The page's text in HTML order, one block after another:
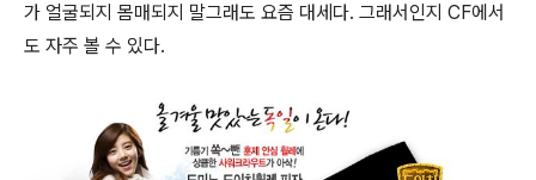
가 얼굴되지 몸매되지 말그래도 요즘 대세다. 그래서인지 CF에서
도 자주 볼 수 있다.